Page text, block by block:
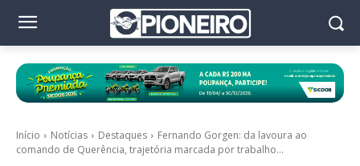
Início Notícias Destaques
Fernando Gorgen: da lavoura ao
comando de Querência, trajetória marcada por trabalho...